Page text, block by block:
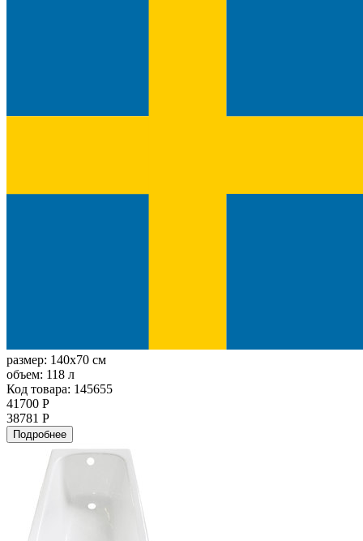
размер: 140x70 см
объем: 118 л
Код товара: 145655
41700 Р
38781 Р
Подробнее